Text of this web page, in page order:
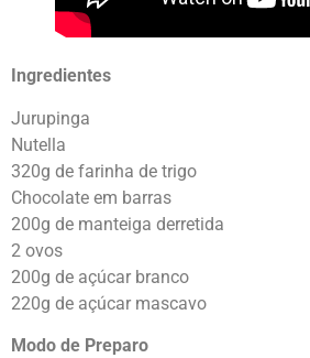
Ingredientes
Jurupinga
Nutella
320g de farinha de trigo
Chocolate em barras
200g de manteiga derretida
2 ovos
200g de açúcar branco
220g de açúcar mascavo
Modo de Preparo